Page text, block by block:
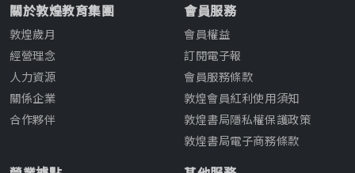
關於敦煌教育集團
敦煌歲月
經營理念
人力資源
關係企業
合作夥伴
會員服務
會員權益
訂閱電子報
會員服務條款
敦煌會員紅利使用須知
敦煌書局隱私權保護政策
敦煌書局電子商務條款